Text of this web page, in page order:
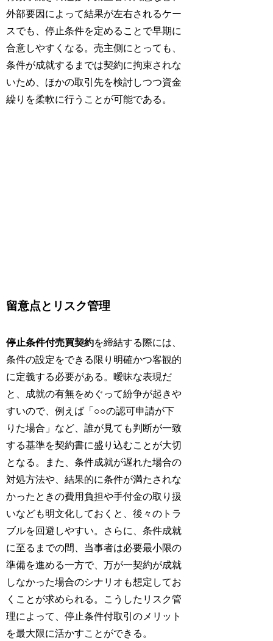
外部要因によって結果が左右されるケー
スでも、停止条件を定めることで早期に
合意しやすくなる。売主側にとっても、
条件が成就するまでは契約に拘束されな
いため、ほかの取引先を検討しつつ資金
繰りを柔軟に行うことが可能である。
留意点とリスク管理
停止条件付売買契約を締結する際には、
条件の設定をできる限り明確かつ客観的
に定義する必要がある。曖昧な表現だ
と、成就の有無をめぐって紛争が起きや
すいので、例えば「○○の認可申請が下
りた場合」など、誰が見ても判断が一致
する基準を契約書に盛り込むことが大切
となる。また、条件成就が遅れた場合の
対処方法や、結果的に条件が満たされな
かったときの費用負担や手付金の取り扱
いなども明文化しておくと、後々のトラ
ブルを回避しやすい。さらに、条件成就
に至るまでの間、当事者は必要最小限の
準備を進める一方で、万が一契約が成就
しなかった場合のシナリオも想定してお
くことが求められる。こうしたリスク管
理によって、停止条件付取引のメリット
を最大限に活かすことができる。